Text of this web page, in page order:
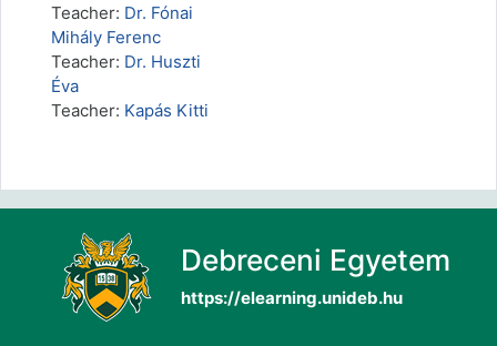
Teacher: Dr. Fónai
Mihály Ferenc
Teacher: Dr. Huszti
Éva
Teacher: Kapás Kitti
Debreceni Egyetem
https://elearning.unideb.hu